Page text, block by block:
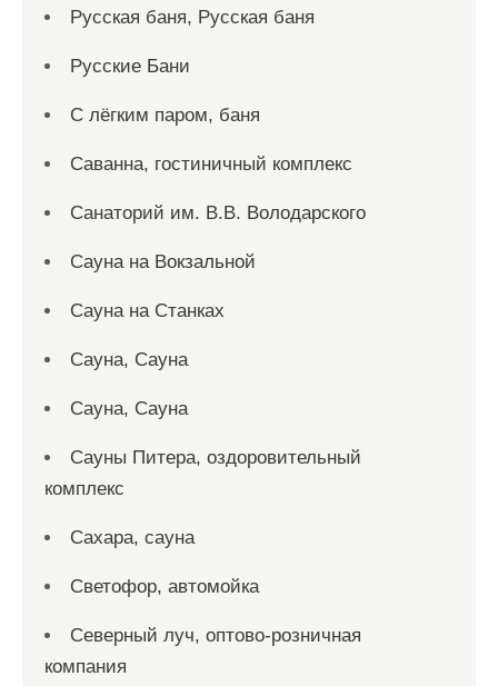
Русская баня, Русская баня
Русские Бани
С лёгким паром, баня
Саванна, гостиничный комплекс
Санаторий им. В.В. Володарского
Сауна на Вокзальной
Сауна на Станках
Сауна, Сауна
Сауна, Сауна
Сауны Питера, оздоровительный
комплекс
Сахара, сауна
Светофор, автомойка
Северный луч, оптово-розничная
компания